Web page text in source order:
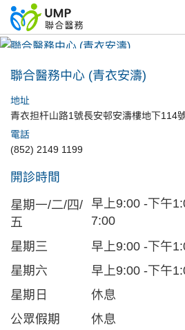
聯合醫務中心 (青衣安濤)
聯合醫務中心 (青衣安濤)
地址
青衣担杆山路1號長安邨安濤樓地下114
電話
(852) 2149 1199
開診時間
星期一/二/四/
五
早上9:00 -下午
7:00
星期三
早上9:00 -下午
星期六
早上9:00 -下午
星期日
休息
公眾假期
休息